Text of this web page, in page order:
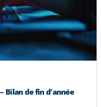
Bilan de fin d’année